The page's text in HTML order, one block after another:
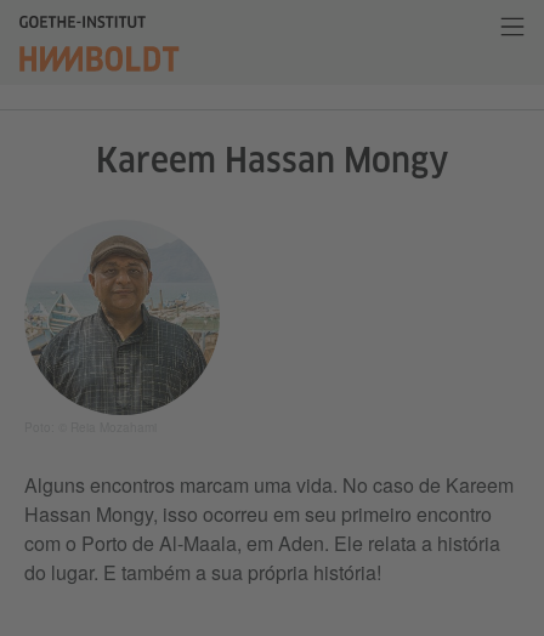
Kareem Hassan Mongy
Alguns encontros marcam uma vida. No caso de Kareem
Hassan Mongy, isso ocorreu em seu primeiro encontro
com o Porto de Al-Maala, em Aden. Ele relata a história
do lugar. E também a sua própria história!